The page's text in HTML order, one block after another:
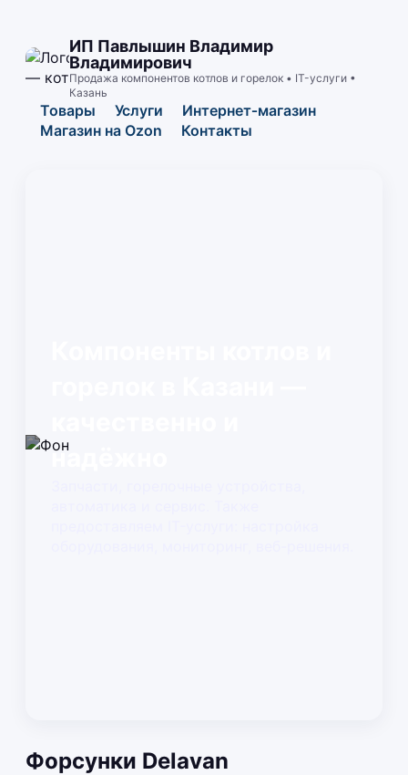
ИП Павлышин Владимир
Владимирович
Продажа компонентов котлов и горелок • IT-услуги •
Казань
Товары Услуги
Интернет‑магазин
Магазин на Ozon
Контакты
надёжно
Форсунки Delavan